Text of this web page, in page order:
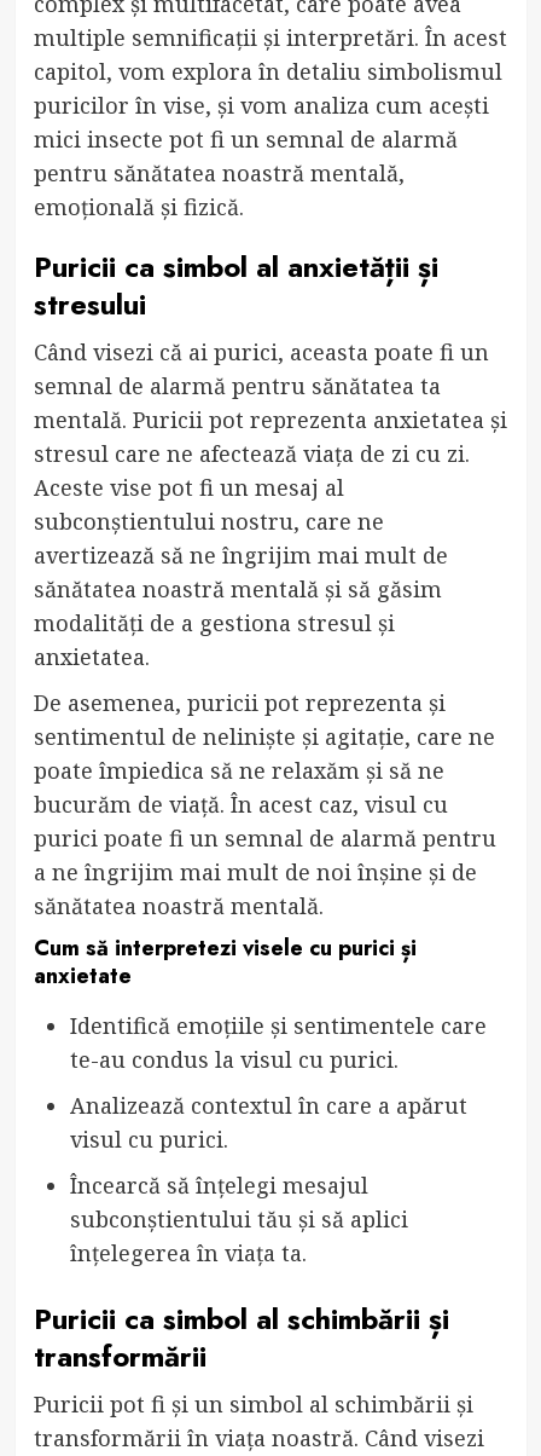
multiple semnificații și interpretări. În acest
capitol, vom explora în detaliu simbolismul
puricilor în vise, și vom analiza cum acești
mici insecte pot fi un semnal de alarmă
pentru sănătatea noastră mentală,
emoțională și fizică.
Puricii ca simbol al anxietății și
stresului
Când visezi că ai purici, aceasta poate fi un
semnal de alarmă pentru sănătatea ta
mentală. Puricii pot reprezenta anxietatea și
stresul care ne afectează viața de zi cu zi.
Aceste vise pot fi un mesaj al
subconștientului nostru, care ne
avertizează să ne îngrijim mai mult de
sănătatea noastră mentală și să găsim
modalități de a gestiona stresul și
anxietatea.
De asemenea, puricii pot reprezenta și
sentimentul de neliniște și agitație, care ne
poate împiedica să ne relaxăm și să ne
bucurăm de viață. În acest caz, visul cu
purici poate fi un semnal de alarmă pentru
a ne îngrijim mai mult de noi înșine și de
sănătatea noastră mentală.
Cum să interpretezi visele cu purici și
anxietate
Identifică emoțiile și sentimentele care
te-au condus la visul cu purici.
Analizează contextul în care a apărut
visul cu purici.
Încearcă să înțelegi mesajul
subconștientului tău și să aplici
înțelegerea în viața ta.
Puricii ca simbol al schimbării și
transformării
Puricii pot fi și un simbol al schimbării și
transformării în viața noastră. Când visezi